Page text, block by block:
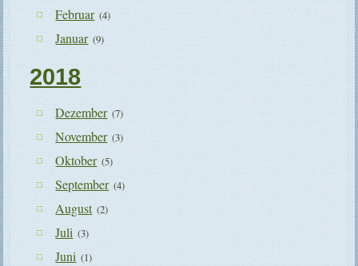
Februar (4)
Januar (9)
2018
Dezember (7)
November (3)
Oktober (5)
September (4)
August (2)
Juli (3)
Juni (1)